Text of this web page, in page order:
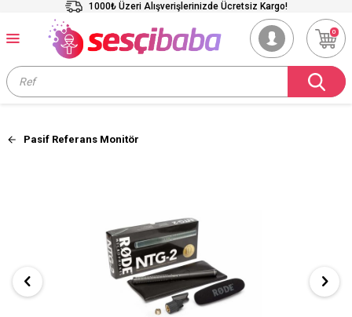
1000₺ Üzeri Alışverişlerinizde Ücretsiz Kargo!
0
Pasif Referans Monitör